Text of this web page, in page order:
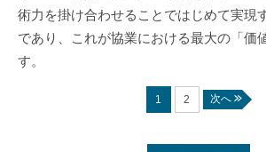
術力を掛け合わせることではじめて実現
であり、これが協業における最大の「価
す。
1 2 次へ